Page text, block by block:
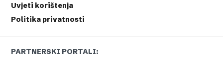
Uvjeti korištenja
Politika privatnosti
PARTNERSKI PORTALI: